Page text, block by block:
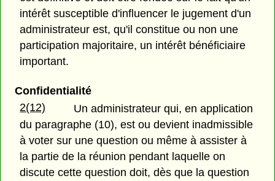
intérêt susceptible d'influencer le jugement d'un
administrateur est, qu'il constitue ou non une
participation majoritaire, un intérêt bénéficiaire
important.
Confidentialité
2(12)
Un administrateur qui, en application
du paragraphe (10), est ou devient inadmissible
à voter sur une question ou même à assister à
la partie de la réunion pendant laquelle on
discute cette question doit, dès que la question